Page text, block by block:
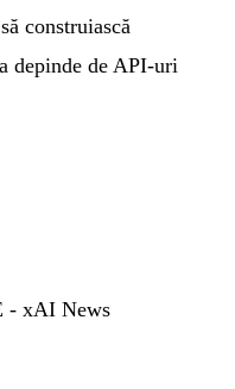
construiască
depinde de API-uri
- xAI News